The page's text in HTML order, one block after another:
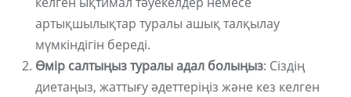
артықшылықтар туралы ашық талқылау
мүмкіндігін береді.
Өмір салтыңыз туралы адал болыңыз: Сіздің
диетаңыз, жаттығу әдеттеріңіз және кез келген